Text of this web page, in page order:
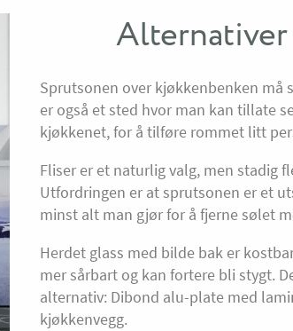
Sprutsonen over kjøkkenbenken
er også et sted hvor man kan tillate
kjøkkenet, for å tilføre rommet litt
Fliser er et naturlig valg, men stadig
Utfordringen er at sprutsonen er et
minst alt man gjør for å fjerne sølet
Herdet glass med bilde bak er
mer sårbart og kan fortere bli stygt.
alternativ: Dibond alu-plate med
kjøkkenvegg.